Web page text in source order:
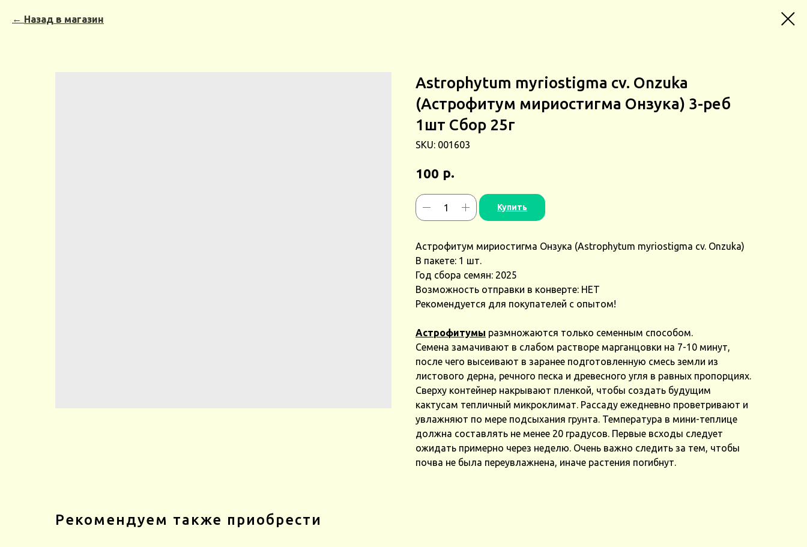
Назад в магазин
Astrophytum myriostigma cv. Onzuka
(Астрофитум мириостигма Онзука) 3-реб
1шт Сбор 25г
SKU: 001603
100 р.
Купить
Астрофитум мириостигма Онзука (Astrophytum myriostigma cv. Onzuka)
В пакете: 1 шт.
Год сбора семян: 2025
Возможность отправки в конверте: НЕТ
Рекомендуется для покупателей с опытом!
Астрофитумы размножаются только семенным способом.
Семена замачивают в слабом растворе марганцовки на 7-10 минут,
после чего высеивают в заранее подготовленную смесь земли из
листового дерна, речного песка и древесного угля в равных пропорциях.
Сверху контейнер накрывают пленкой, чтобы создать будущим
кактусам тепличный микроклимат. Рассаду ежедневно проветривают и
увлажняют по мере подсыхания грунта. Температура в мини-теплице
должна составлять не менее 20 градусов. Первые всходы следует
ожидать примерно через неделю. Очень важно следить за тем, чтобы
почва не была переувлажнена, иначе растения погибнут.
Рекомендуем также приобрести